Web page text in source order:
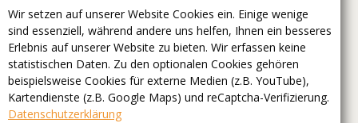
Wir setzen auf unserer Website Cookies ein. Einige wenige
sind essenziell, während andere uns helfen, Ihnen ein besseres
Erlebnis auf unserer Website zu bieten. Wir erfassen keine
statistischen Daten. Zu den optionalen Cookies gehören
beispielsweise Cookies für externe Medien (z.B. YouTube),
Kartendienste (z.B. Google Maps) und reCaptcha-Verifizierung.
Datenschutzerklärung